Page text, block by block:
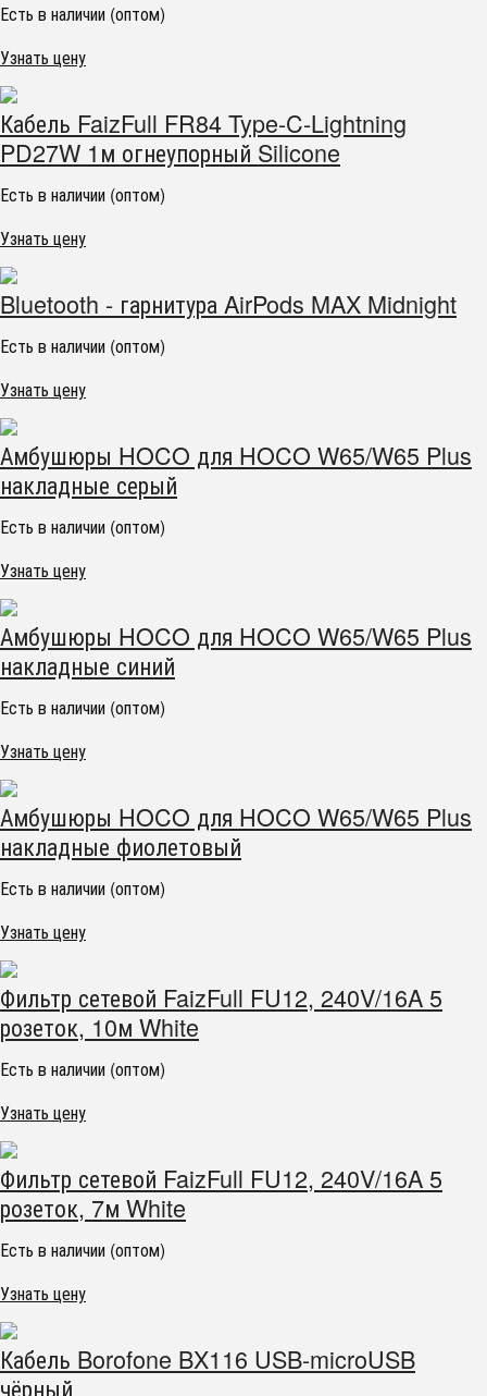
Есть в наличии (оптом)
Узнать цену
Кабель FaizFull FR84 Type-C-Lightning
PD27W 1м огнеупорный Silicone
Есть в наличии (оптом)
Узнать цену
Bluetooth - гарнитура AirPods MAX Midnight
Есть в наличии (оптом)
Узнать цену
Амбушюры HOCO для HOCO W65/W65 Plus
накладные серый
Есть в наличии (оптом)
Узнать цену
Амбушюры HOCO для HOCO W65/W65 Plus
накладные синий
Есть в наличии (оптом)
Узнать цену
Амбушюры HOCO для HOCO W65/W65 Plus
накладные фиолетовый
Есть в наличии (оптом)
Узнать цену
Фильтр сетевой FaizFull FU12, 240V/16A 5
розеток, 10м White
Есть в наличии (оптом)
Узнать цену
Фильтр сетевой FaizFull FU12, 240V/16A 5
розеток, 7м White
Есть в наличии (оптом)
Узнать цену
Кабель Borofone BX116 USB-microUSB
чёрный